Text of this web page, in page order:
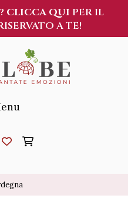
CLICCA QUI PER IL
A TE!